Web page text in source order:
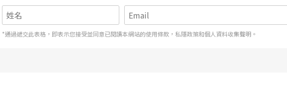
*通過遞交此表格，即表示您接受並同意已閱讀本網站的使用條款，私隱政策和個人資料收集聲明。